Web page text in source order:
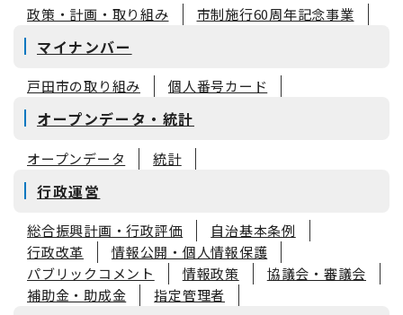
政策・計画・取り組み 市制施行60周年記念事業
マイナンバー
戸田市の取り組み 個人番号カード
オープンデータ・統計
オープンデータ 統計
行政運営
総合振興計画・行政評価
自治基本条例
行政改革
情報公開・個人情報保護
パブリックコメント
情報政策
協議会・審議会
補助金・助成金
指定管理者